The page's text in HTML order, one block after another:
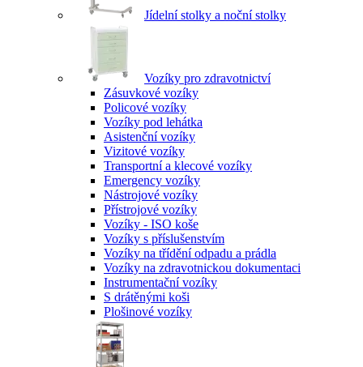
Jídelní stolky a noční stolky
Vozíky pro zdravotnictví
Zásuvkové vozíky
Policové vozíky
Vozíky pod lehátka
Asistenční vozíky
Vizitové vozíky
Transportní a klecové vozíky
Emergency vozíky
Nástrojové vozíky
Přístrojové vozíky
Vozíky - ISO koše
Vozíky s příslušenstvím
Vozíky na třídění odpadu a prádla
Vozíky na zdravotnickou dokumentaci
Instrumentační vozíky
S drátěnými koši
Plošinové vozíky